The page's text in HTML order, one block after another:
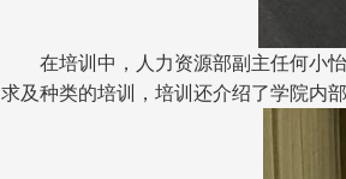
在培训中，人力资源部副主任何小
求及种类的培训，培训还介绍了学院内